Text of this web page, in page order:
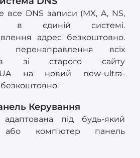
все DNS записи (MX, A, NS,
в єдиній системі.
адрес безкоштовно.
перенаправлення всіх
зі старого сайту
на новий new-ultra-
безкоштовно.
Керування
під будь-який
або комп'ютер панель